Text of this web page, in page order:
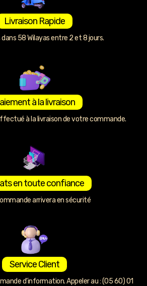
Livraison Rapide
dans 58 Wilayas entre 2 et 8 jours.
à la livraison
à la livraison de votre commande.
en toute confiance
arrivera en sécurité
Service Client
d’information. Appeler au : (05 60) 01